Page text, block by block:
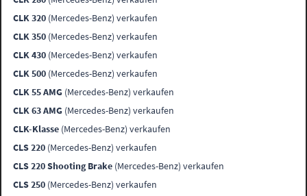
CLK 320 (Mercedes-Benz) verkaufen
CLK 350 (Mercedes-Benz) verkaufen
CLK 430 (Mercedes-Benz) verkaufen
CLK 500 (Mercedes-Benz) verkaufen
CLK 55 AMG (Mercedes-Benz) verkaufen
CLK 63 AMG (Mercedes-Benz) verkaufen
CLK-Klasse (Mercedes-Benz) verkaufen
CLS 220 (Mercedes-Benz) verkaufen
CLS 220 Shooting Brake (Mercedes-Benz) verkaufen
CLS 250 (Mercedes-Benz) verkaufen